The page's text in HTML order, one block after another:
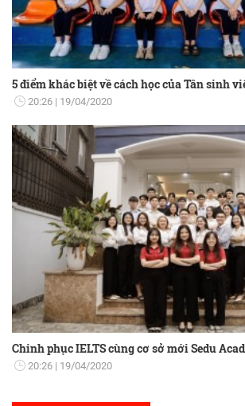
5 điểm khác biệt về cách học của Tân sinh
20:26 19/04/2020
Chinh phục IELTS cùng cơ sở mới Sedu
20:26 19/04/2020